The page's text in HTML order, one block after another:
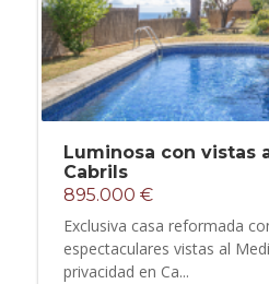
Luminosa con vistas
Cabrils
895.000 €
Exclusiva casa reformada
espectaculares vistas al
privacidad en Ca...